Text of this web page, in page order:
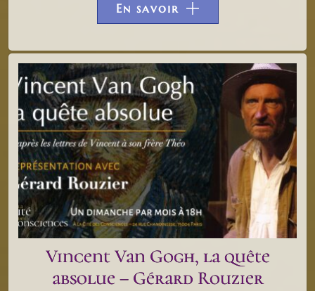
En savoir
Vincent Van Gogh, la quête
absolue – Gérard Rouzier